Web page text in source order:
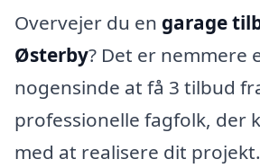
Overvejer du en garage
Østerby? Det er nemmere
nogensinde at få 3 tilbud
professionelle fagfolk, der
med at realisere dit